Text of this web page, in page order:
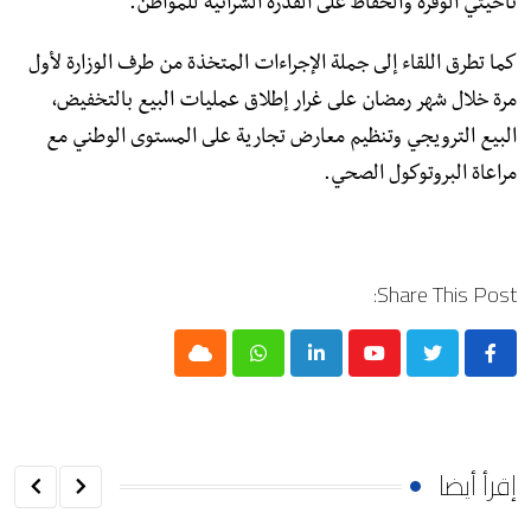
ناحيتي الوفرة والحفاظ على القدرة الشرائية للمواطن.
كما تطرق اللقاء إلى جملة الإجراءات المتخذة من طرف الوزارة لأول
مرة خلال شهر رمضان على غرار إطلاق عمليات البيع بالتخفيض،
البيع الترويجي وتنظيم معارض تجارية على المستوى الوطني مع
مراعاة البروتوكول الصحي.
Share This Post:
Youtube
LinkedIn
Whatsapp
Cloud
إقرأ أيضا